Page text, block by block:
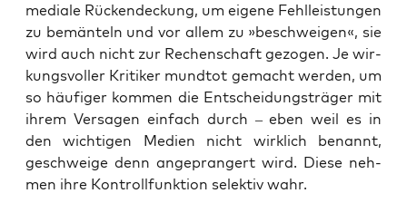
media­le Rücken­de­ckung, um eige­ne Fehl­leis­tun­gen
zu bemän­teln und vor allem zu »beschwei­gen«, sie
wird auch nicht zur Rechen­schaft gezo­gen. Je wir­
kungs­vol­ler Kri­ti­ker mund­tot gemacht wer­den, um
so häu­fi­ger kom­men die Ent­schei­dungs­trä­ger mit
ihrem Ver­sa­gen ein­fach durch – eben weil es in
den wich­ti­gen Medi­en nicht wirk­lich benannt,
geschwei­ge denn ange­pran­gert wird. Die­se neh­
men ihre Kon­troll­funk­ti­on selek­tiv wahr.